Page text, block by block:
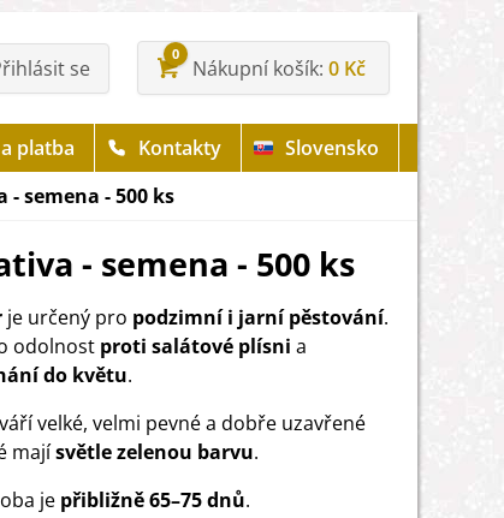
se
0
Nákupní košík 0 Kč
platba Kontakty
Slovensko
semena - 500 ks
- semena - 500 ks
je určený pro podzimní i jarní pěstování.
odolnost proti salátové plísni a
do květu.
velké, velmi pevné a dobře uzavřené
majísvětle zelenou barvu.
je přibližně 65–75 dnů.